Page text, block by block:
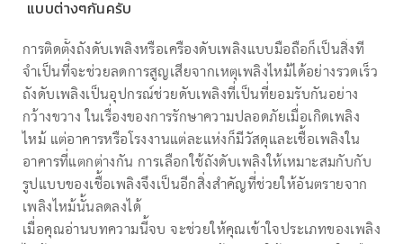
แบบต่างๆกันครับ
การติดตั้งถังดับเพลิงหรือเครื่องดับเพลิงแบบมือถือก็เป็นสิ่งที่
จำเป็นที่จะช่วยลดการสูญเสียจากเหตุเพลิงไหม้ได้อย่างรวดเร็ว
ถังดับเพลิงเป็นอุปกรณ์ช่วยดับเพลิงที่เป็นที่ยอมรับกันอย่าง
กว้างขวาง ในเรื่องของการรักษาความปลอดภัยเมื่อเกิดเพลิง
ไหม้ แต่อาคารหรือโรงงานแต่ละแห่งก็มีวัสดุและเชื้อเพลิงใน
อาคารที่แตกต่างกัน การเลือกใช้ถังดับเพลิงให้เหมาะสมกับกับ
รูปแบบของเชื้อเพลิงจึงเป็นอีกสิ่งสำคัญที่ช่วยให้อันตรายจาก
เพลิงไหม้นั้นลดลงได้
เมื่อคุณอ่านบทความนี้จบ จะช่วยให้คุณเข้าใจประเภทของเพลิง